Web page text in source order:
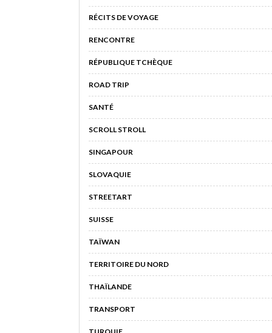
RÉCITS DE VOYAGE
RENCONTRE
RÉPUBLIQUE TCHÈQUE
ROAD TRIP
SANTÉ
SCROLL STROLL
SINGAPOUR
SLOVAQUIE
STREETART
SUISSE
TAÏWAN
TERRITOIRE DU NORD
THAÏLANDE
TRANSPORT